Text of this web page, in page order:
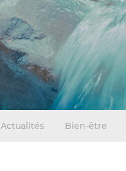
Actualités Bien-être